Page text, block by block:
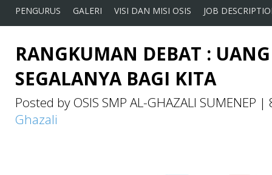
PENGURUS GALERI VISI DAN MISI OSIS JOB
RANGKUMAN DEBAT :
SEGALANYA BAGI KITA
Posted by OSIS SMP AL-GHAZALI SUMENEP |
Ghazali